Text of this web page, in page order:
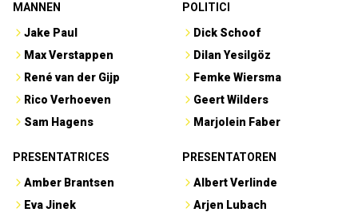
MANNEN
Jake Paul
Max Verstappen
René van der Gijp
Rico Verhoeven
Sam Hagens
POLITICI
Dick Schoof
Dilan Yesilgöz
Femke Wiersma
Geert Wilders
Marjolein Faber
PRESENTATRICES
Amber Brantsen
Eva Jinek
PRESENTATOREN
Albert Verlinde
Arjen Lubach